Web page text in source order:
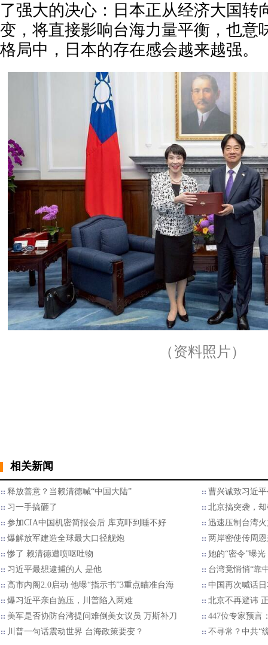
了强大的决心：日本正从经济大国转
变，将直接影响台海力量平衡，也意
格局中，日本的存在感会越来越强。
（资料照片）
相关新闻
释放善意？当赖清德喊“中国大陆”
曹兴诚致习近
习一手搞砸了
北京搞突袭，
参加CIA中国机密简报会后 库克吓到睡不好
迅速压制台湾
爆解放军建造全球最大口径舰炮
两岸密使传周
惨了 赖清德遭喷呕吐物
她的“密令”曝
习近平最想逮捕的人 是他
台湾竟悄悄“靠
高市内阁2.0启动 他曝“指示书”3重点瞄准台海
中国再次喊话
爆习近平亲自施压，川普陷入两难
北京不再避讳
美军是否协防台湾提问难倒美女议员 万斯补刀
447位专家预言
川普一句话震动世界 台海政策要变？
不寻常？中共“